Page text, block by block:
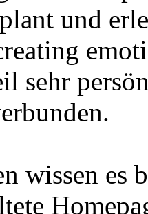
und
sehr
wissen es